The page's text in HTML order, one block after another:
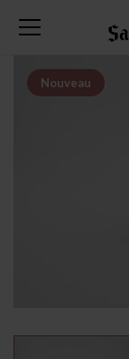
Nouveau